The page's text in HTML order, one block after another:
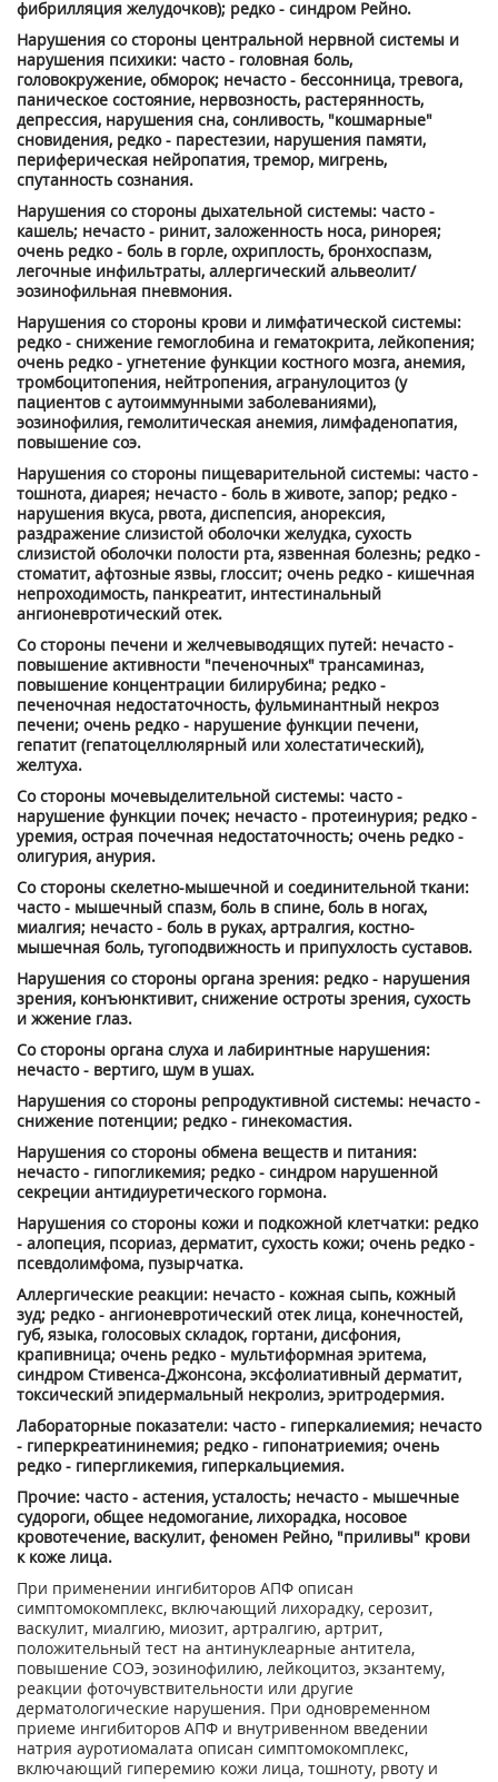
фибрилляция желудочков); редко - синдром Рейно.
Нарушения со стороны центральной нервной системы и
нарушения психики: часто - головная боль,
головокружение, обморок; нечасто - бессонница, тревога,
паническое состояние, нервозность, растерянность,
депрессия, нарушения сна, сонливость, "кошмарные"
сновидения, редко - парестезии, нарушения памяти,
периферическая нейропатия, тремор, мигрень,
спутанность сознания.
Нарушения со стороны дыхательной системы: часто -
кашель; нечасто - ринит, заложенность носа, ринорея;
очень редко - боль в горле, охриплость, бронхоспазм,
легочные инфильтраты, аллергический альвеолит/
эозинофильная пневмония.
Нарушения со стороны крови и лимфатической системы:
редко - снижение гемоглобина и гематокрита, лейкопения;
очень редко - угнетение функции костного мозга, анемия,
тромбоцитопения, нейтропения, агранулоцитоз (у
пациентов с аутоиммунными заболеваниями),
эозинофилия, гемолитическая анемия, лимфаденопатия,
повышение соэ.
Нарушения со стороны пищеварительной системы: часто -
тошнота, диарея; нечасто - боль в животе, запор; редко -
нарушения вкуса, рвота, диспепсия, анорексия,
раздражение слизистой оболочки желудка, сухость
слизистой оболочки полости рта, язвенная болезнь; редко -
стоматит, афтозные язвы, глоссит; очень редко - кишечная
непроходимость, панкреатит, интестинальный
ангионевротический отек.
Со стороны печени и желчевыводящих путей: нечасто -
повышение активности "печеночных" трансаминаз,
повышение концентрации билирубина; редко -
печеночная недостаточность, фульминантный некроз
печени; очень редко - нарушение функции печени,
гепатит (гепатоцеллюлярный или холестатический),
желтуха.
Со стороны мочевыделительной системы: часто -
нарушение функции почек; нечасто - протеинурия; редко -
уремия, острая почечная недостаточность; очень редко -
олигурия, анурия.
Со стороны скелетно-мышечной и соединительной ткани:
часто - мышечный спазм, боль в спине, боль в ногах,
миалгия; нечасто - боль в руках, артралгия, костно-
мышечная боль, тугоподвижность и припухлость суставов.
Нарушения со стороны органа зрения: редко - нарушения
зрения, конъюнктивит, снижение остроты зрения, сухость
и жжение глаз.
Со стороны органа слуха и лабиринтные нарушения:
нечасто - вертиго, шум в ушах.
Нарушения со стороны репродуктивной системы: нечасто -
снижение потенции; редко - гинекомастия.
Нарушения со стороны обмена веществ и питания:
нечасто - гипогликемия; редко - синдром нарушенной
секреции антидиуретического гормона.
Нарушения со стороны кожи и подкожной клетчатки: редко
- алопеция, псориаз, дерматит, сухость кожи; очень редко -
псевдолимфома, пузырчатка.
Аллергические реакции: нечасто - кожная сыпь, кожный
зуд; редко - ангионевротический отек лица, конечностей,
губ, языка, голосовых складок, гортани, дисфония,
крапивница; очень редко - мультиформная эритема,
синдром Стивенса-Джонсона, эксфолиативный дерматит,
токсический эпидермальный некролиз, эритродермия.
Лабораторные показатели: часто - гиперкалиемия; нечасто
- гиперкреатининемия; редко - гипонатриемия; очень
редко - гипергликемия, гиперкальциемия.
Прочие: часто - астения, усталость; нечасто - мышечные
судороги, общее недомогание, лихорадка, носовое
кровотечение, васкулит, феномен Рейно, "приливы" крови
к коже лица.
При применении ингибиторов АПФ описан
симптомокомплекс, включающий лихорадку, серозит,
васкулит, миалгию, миозит, артралгию, артрит,
положительный тест на антинуклеарные антитела,
повышение СОЭ, эозинофилию, лейкоцитоз, экзантему,
реакции фоточувствительности или другие
дерматологические нарушения. При одновременном
приеме ингибиторов АПФ и внутривенном введении
натрия ауротиомалата описан симптомокомплекс,
включающий гиперемию кожи лица, тошноту, рвоту и